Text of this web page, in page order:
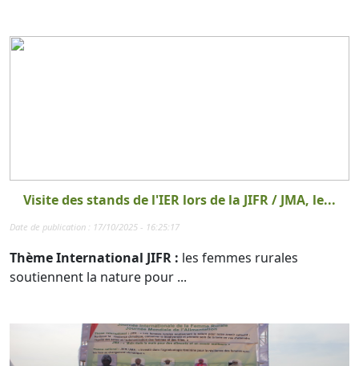
Visite des stands de l'IER lors de la JIFR / JMA, le...
Date de publication : 17/10/2025 - 16:25:17
Thème International JIFR : les femmes rurales
soutiennent la nature pour ...